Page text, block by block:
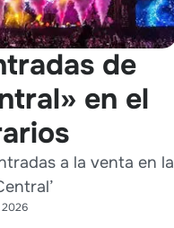
de
en el
a la venta en la
2026